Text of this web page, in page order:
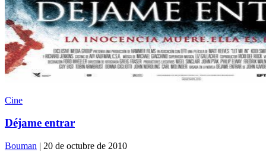
Cine
Déjame entrar
Bouman | 20 de octubre de 2010